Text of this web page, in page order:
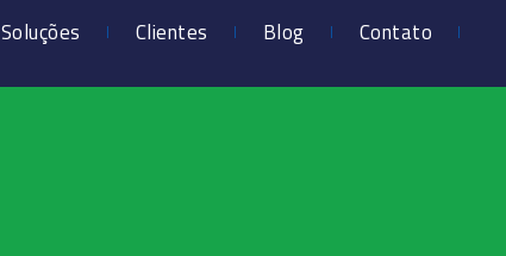
Soluções Clientes Blog Contato